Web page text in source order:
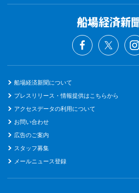
船場経済新聞について
プレスリリース・情報提供はこちらから
アクセスデータの利用について
お問い合わせ
広告のご案内
スタッフ募集
メールニュース登録